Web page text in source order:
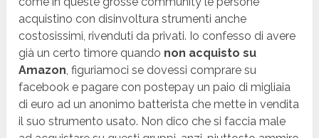
acquistino con disinvoltura strumenti anche
costosissimi, rivenduti da privati. Io confesso di avere
già un certo timore quando non acquisto su
Amazon, figuriamoci se dovessi comprare su
facebook e pagare con postepay un paio di migliaia
di euro ad un anonimo batterista che mette in vendita
il suo strumento usato. Non dico che si faccia male